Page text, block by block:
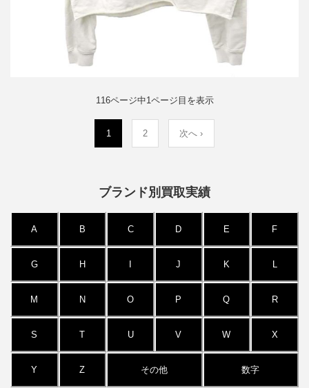
116ページ中1ページ目を表示
1 2 次へ›
ブランド別買取実績
A B C D E F
G H J K L
M N O P Q R
S T U V W X
Y Z その他 数字